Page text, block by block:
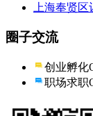
上海奉贤
圈子交流
创业孵化
职场求职